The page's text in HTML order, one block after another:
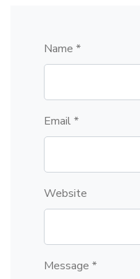
Name *
Email *
Website
Message *